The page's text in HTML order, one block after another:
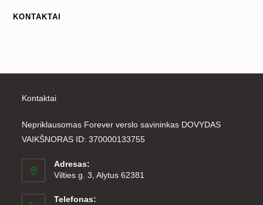
KONTAKTAI
Kontaktai
Nepriklausomas Forever verslo savininkas DOVYDAS
VAIKŠNORAS ID: 370000133755
Adresas:
Vilties g. 3, Alytus 62381
Telefonas: